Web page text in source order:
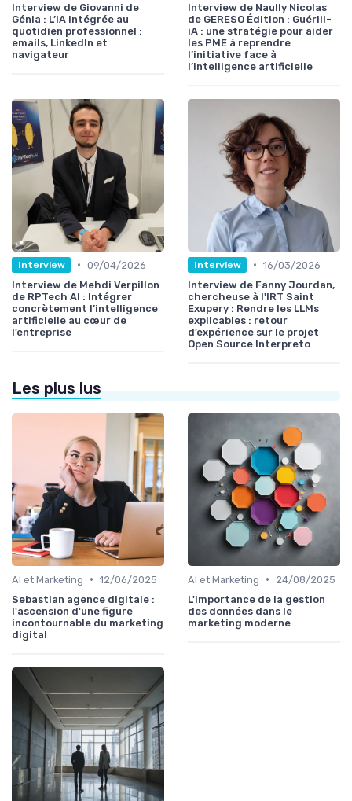
Interview de Giovanni de
Génia : L’IA intégrée au
quotidien professionnel :
emails, LinkedIn et
navigateur
Interview de Naully Nicolas
de GERESO Édition : Guérill-
iA : une stratégie pour aider
les PME à reprendre
l’initiative face à
l’intelligence artificielle
Interview • 09/04/2026
Interview de Mehdi Verpillon
de RPTech AI : Intégrer
concrètement l’intelligence
artificielle au cœur de
l’entreprise
Interview • 16/03/2026
Interview de Fanny Jourdan,
chercheuse à l'IRT Saint
Exupery : Rendre les LLMs
explicables : retour
d’expérience sur le projet
Open Source Interpreto
Les plus lus
AI et Marketing • 12/06/2025
Sebastian agence digitale :
l'ascension d'une figure
incontournable du marketing
digital
AI et Marketing •
24/08/2025
L'importance de la gestion
des données dans le
marketing moderne